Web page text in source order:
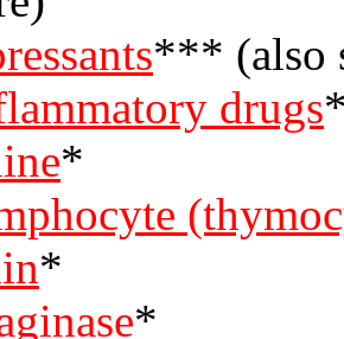
*** (also
drugs
*
*
*